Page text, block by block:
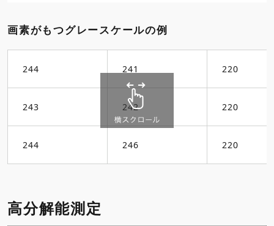
画素がもつグレースケールの例
244 241 220
243 242 220
244 246 220
高分解能測定